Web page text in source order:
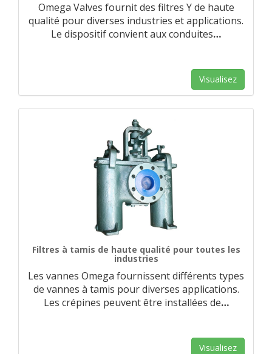
Omega Valves fournit des filtres Y de haute
qualité pour diverses industries et applications.
Le dispositif convient aux conduites…
Visualisez
Filtres à tamis de haute qualité pour toutes les
industries
Les vannes Omega fournissent différents types
de vannes à tamis pour diverses applications.
Les crépines peuvent être installées de…
Visualisez